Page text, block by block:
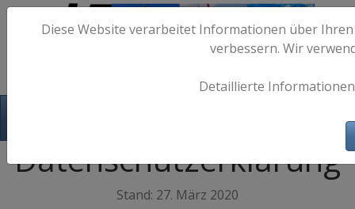
Datenschutzerklärung
Stand: 27. März 2020
Diese Website verarbeitet Informationen über
verbessern. Wir
Detaillierte